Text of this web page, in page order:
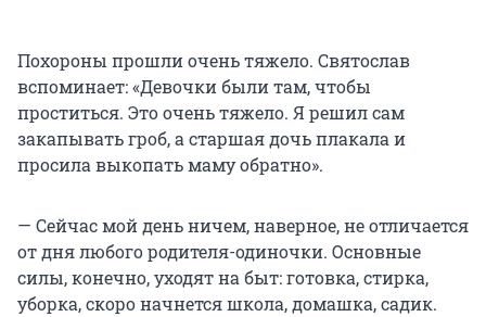
Похороны прошли очень тяжело. Святослав
вспоминает: «Девочки были там, чтобы
проститься. Это очень тяжело. Я решил сам
закапывать гроб, а старшая дочь плакала и
просила выкопать маму обратно».
— Сейчас мой день ничем, наверное, не отличается
от дня любого родителя-одиночки. Основные
силы, конечно, уходят на быт: готовка, стирка,
уборка, скоро начнется школа, домашка, садик.